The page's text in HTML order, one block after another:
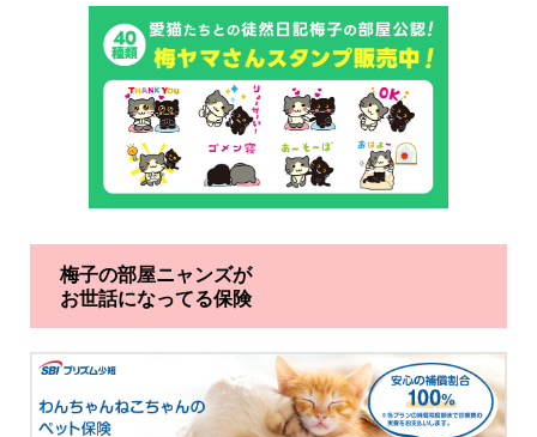
梅子の部屋ニャンズが
お世話になってる保険